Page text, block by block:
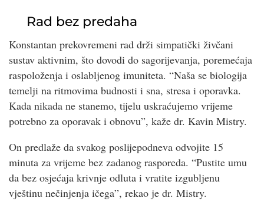
Rad bez predaha
Konstantan prekovremeni rad drži simpatički živčani
sustav aktivnim, što dovodi do sagorijevanja, poremećaja
raspoloženja i oslabljenog imuniteta. “Naša se biologija
temelji na ritmovima budnosti i sna, stresa i oporavka.
Kada nikada ne stanemo, tijelu uskraćujemo vrijeme
potrebno za oporavak i obnovu”, kaže dr. Kavin Mistry.
On predlaže da svakog poslijepodneva odvojite 15
minuta za vrijeme bez zadanog rasporeda. “Pustite umu
da bez osjećaja krivnje odluta i vratite izgubljenu
vještinu nečinjenja ičega”, rekao je dr. Mistry.